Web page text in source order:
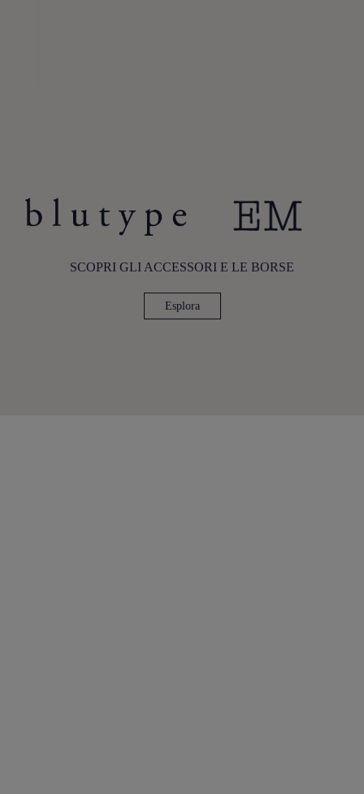
SCOPRI GLI ACCESSORI E LE BORSE
Esplora